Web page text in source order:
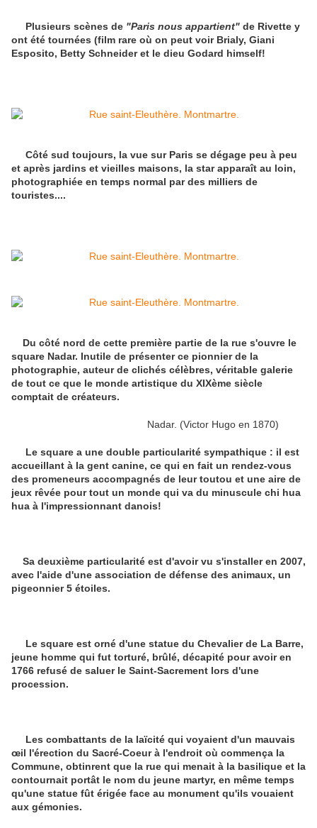
Plusieurs scènes de "Paris nous appartient" de Rivette y
ont été tournées (film rare où on peut voir Brialy, Giani
Esposito, Betty Schneider et le dieu Godard himself!
Côté sud toujours, la vue sur Paris se dégage peu à peu
et après jardins et vieilles maisons, la star apparaît au loin,
photographiée en temps normal par des milliers de
touristes....
Du côté nord de cette première partie de la rue s'ouvre le
square Nadar. Inutile de présenter ce pionnier de la
photographie, auteur de clichés célèbres, véritable galerie
de tout ce que le monde artistique du XIXème siècle
comptait de créateurs.
Nadar. (Victor Hugo en 1870)
Le square a une double particularité sympathique : il est
accueillant à la gent canine, ce qui en fait un rendez-vous
des promeneurs accompagnés de leur toutou et une aire de
jeux rêvée pour tout un monde qui va du minuscule chi hua
hua à l'impressionnant danois!
Sa deuxième particularité est d'avoir vu s'installer en 2007,
avec l'aide d'une association de défense des animaux, un
pigeonnier 5 étoiles.
Le square est orné d'une statue du Chevalier de La Barre,
jeune homme qui fut torturé, brûlé, décapité pour avoir en
1766 refusé de saluer le Saint-Sacrement lors d'une
procession.
Les combattants de la laïcité qui voyaient d'un mauvais
œil l'érection du Sacré-Coeur à l'endroit où commença la
Commune, obtinrent que la rue qui menait à la basilique et la
contournait portât le nom du jeune martyr, en même temps
qu'une statue fût érigée face au monument qu'ils vouaient
aux gémonies.